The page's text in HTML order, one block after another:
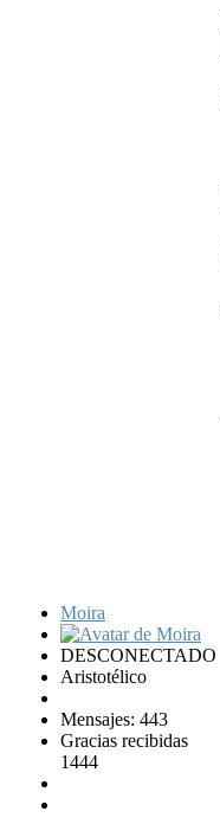
Moira
DESCONECTADO
Aristotélico
Mensajes: 443
Gracias recibidas
1444